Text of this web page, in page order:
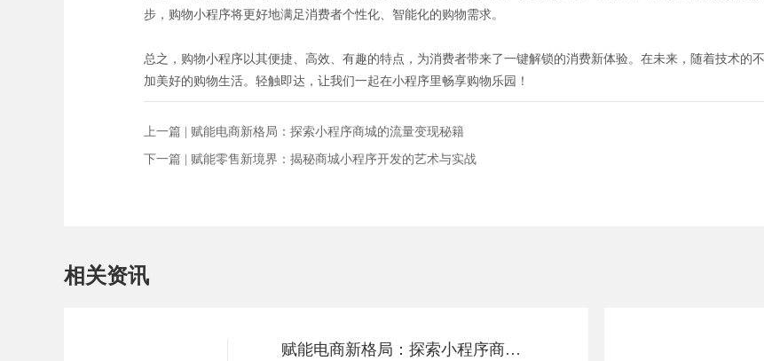
步，购物小程序将更好地满足消费者个性化、智能化的购物需求。
总之，购物小程序以其便捷、高效、有趣的特点，为消费者带来了一键解锁的消费新体验。在未来，随着技术的
加美好的购物生活。轻触即达，让我们一起在小程序里畅享购物乐园！
上一篇 | 赋能电商新格局：探索小程序商城的流量变现秘籍
下一篇 | 赋能零售新境界：揭秘商城小程序开发的艺术与实战
相关资讯
赋能电商新格局：探索小程序商城的流量变现秘籍